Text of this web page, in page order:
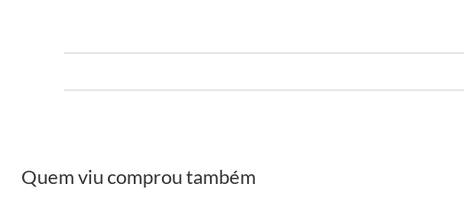
Quem viu comprou também